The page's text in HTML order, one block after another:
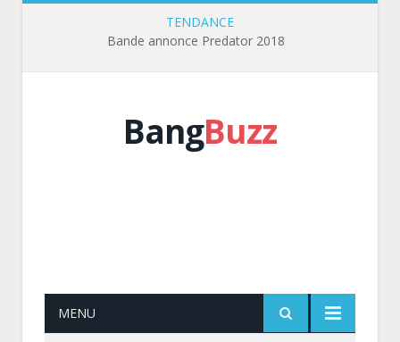
TENDANCE
Bande annonce Predator 2018
BangBuzz
MENU